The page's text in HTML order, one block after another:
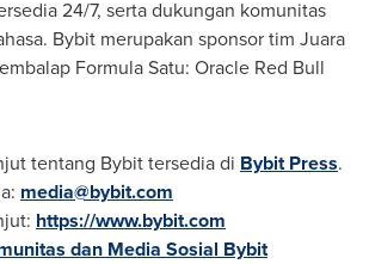
24/7, serta dukungan komunitas
Bybit merupakan sponsor tim Juara
Formula Satu: Oracle Red Bull
tentang Bybit tersedia di Bybit Press.
media@bybit.com
https://www.bybit.com
dan Media Sosial Bybit